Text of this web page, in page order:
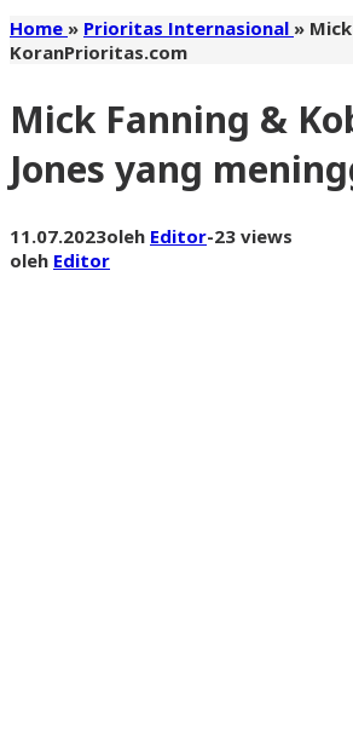
Home » Prioritas Internasional »
KoranPrioritas.com
Mick Fanning &
Jones yang
11.07.2023oleh Editor-23 views
oleh Editor